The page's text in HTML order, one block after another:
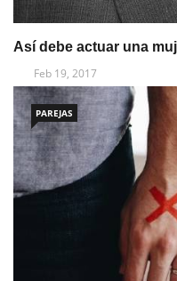
Así debe actuar una
Feb 19, 2017
PAREJAS